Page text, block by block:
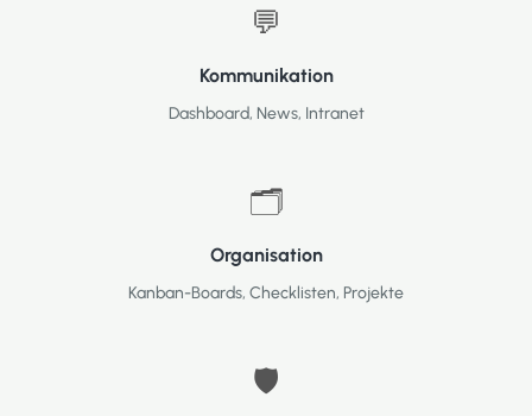
💬
Kommunikation
Dashboard, News, Intranet
🗂
Organisation
Kanban-Boards, Checklisten, Projekte
🛡